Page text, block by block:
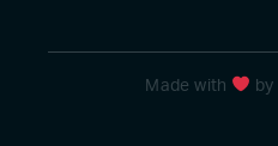
Made with by